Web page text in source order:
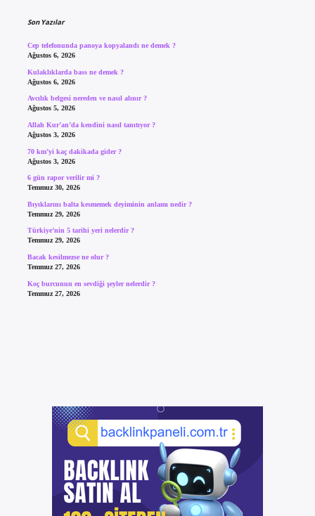
Son Yazılar
Cep telefonunda panoya kopyalandı ne demek ?
Ağustos 6, 2026
Kulaklıklarda bass ne demek ?
Ağustos 6, 2026
Avcılık belgesi nereden ve nasıl alınır ?
Ağustos 5, 2026
Allah Kur’an’da kendini nasıl tanıtıyor ?
Ağustos 3, 2026
70 km’yi kaç dakikada gider ?
Ağustos 3, 2026
6 gün rapor verilir mi ?
Temmuz 30, 2026
Bıyıklarını balta kesmemek deyiminin anlamı nedir ?
Temmuz 29, 2026
Türkiye’nin 5 tarihi yeri nelerdir ?
Temmuz 29, 2026
Bacak kesilmezse ne olur ?
Temmuz 27, 2026
Koç burcunun en sevdiği şeyler nelerdir ?
Temmuz 27, 2026